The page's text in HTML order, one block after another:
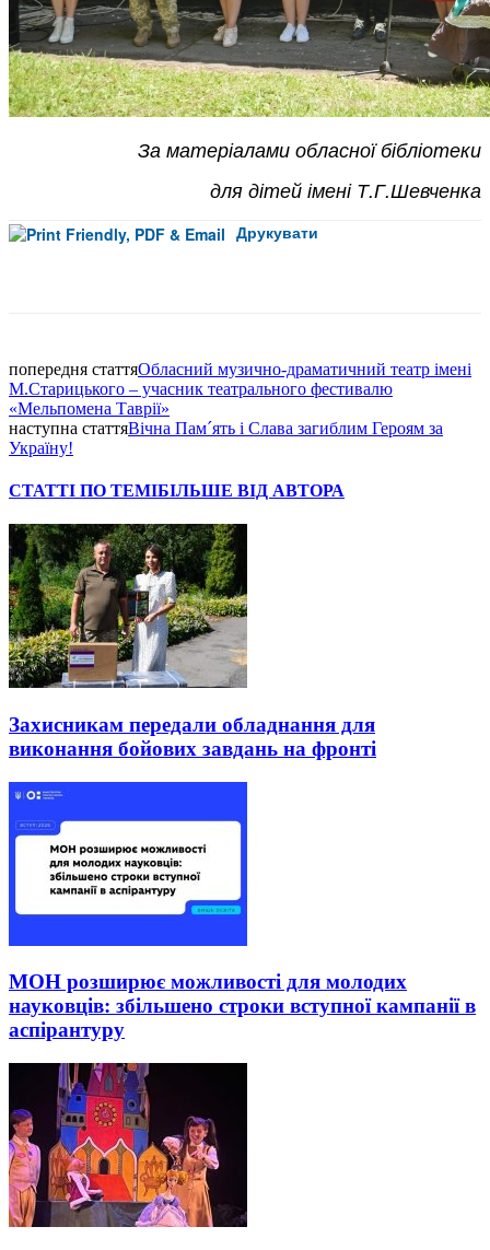
За матеріалами обласної бібліотеки
для дітей імені Т.Г.Шевченка
Друкувати
попередня статтяОбласний музично-драматичний театр імені
М.Старицького – учасник театрального фестивалю
«Мельпомена Таврії»
наступна статтяВічна Пам´ять і Слава загиблим Героям за
Україну!
СТАТТІ ПО ТЕМІБІЛЬШЕ ВІД АВТОРА
Захисникам передали обладнання для
виконання бойових завдань на фронті
МОН розширює можливості для молодих
науковців: збільшено строки вступної кампанії в
аспірантуру